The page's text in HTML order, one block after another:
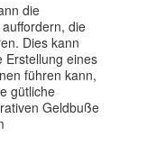
die
die
Dies kann
Erstellung eines
führen kann,
gütliche
Geldbuße